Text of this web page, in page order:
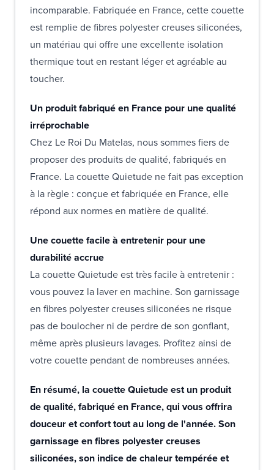
incomparable. Fabriquée en France, cette couette
est remplie de fibres polyester creuses siliconées,
un matériau qui offre une excellente isolation
thermique tout en restant léger et agréable au
toucher.
Un produit fabriqué en France pour une qualité
irréprochable
Chez Le Roi Du Matelas, nous sommes fiers de
proposer des produits de qualité, fabriqués en
France. La couette Quietude ne fait pas exception
à la règle : conçue et fabriquée en France, elle
répond aux normes en matière de qualité.
Une couette facile à entretenir pour une
durabilité accrue
La couette Quietude est très facile à entretenir :
vous pouvez la laver en machine. Son garnissage
en fibres polyester creuses siliconées ne risque
pas de boulocher ni de perdre de son gonflant,
même après plusieurs lavages. Profitez ainsi de
votre couette pendant de nombreuses années.
En résumé, la couette Quietude est un produit
de qualité, fabriqué en France, qui vous offrira
douceur et confort tout au long de l'année. Son
garnissage en fibres polyester creuses
siliconées, son indice de chaleur tempérée et